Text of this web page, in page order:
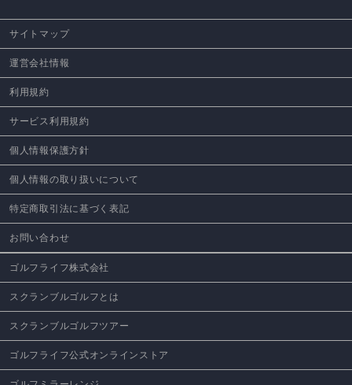
サイトマップ
運営会社情報
利用規約
サービス利用規約
個人情報保護方針
個人情報の取り扱いについて
特定商取引法に基づく表記
お問い合わせ
ゴルフライフ株式会社
スクランブルゴルフとは
スクランブルゴルフツアー
ゴルフライフ公式オンラインストア